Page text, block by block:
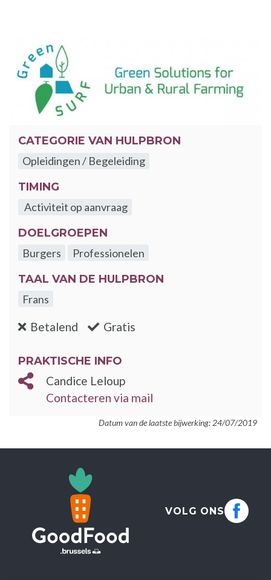
CATEGORIE VAN HULPBRON
Opleidingen / Begeleiding
TIMING
Activiteit op aanvraag
DOELGROEPEN
Burgers
Professionelen
TAAL VAN DE HULPBRON
Frans
Betalend :nee Gratis
PRAKTISCHE INFO
Candice Leloup
Contacteren via mail
Datum van de laatste bijwerking: 24/07/2019
VOLG ONS